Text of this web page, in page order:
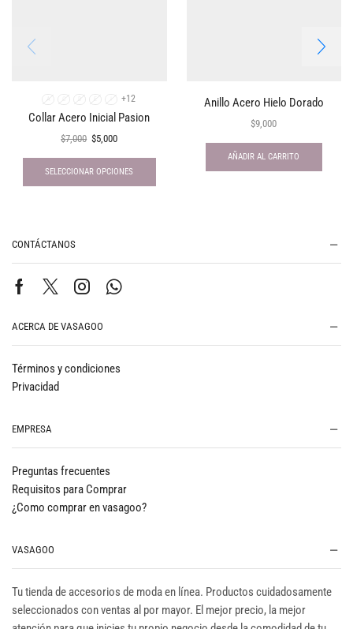
A D E +12
Collar Acero Inicial Pasion
$7,000 $5,000
SELECCIONAR OPCIONES
Anillo Acero Hielo Dorado
$9,000
AÑADIR AL CARRITO
CONTÁCTANOS
ACERCA DE VASAGOO
Términos y condiciones
Privacidad
EMPRESA
Preguntas frecuentes
Requisitos para Comprar
¿Como comprar en vasagoo?
VASAGOO
Tu tienda de accesorios de moda en línea. Productos cuidadosamente
seleccionados con ventas al por mayor. El mejor precio, la mejor